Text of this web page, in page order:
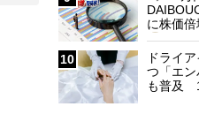
に株価
10
ドライ
つ「エ
も普及